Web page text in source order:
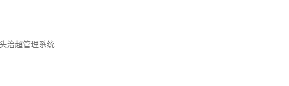
治超管理系统